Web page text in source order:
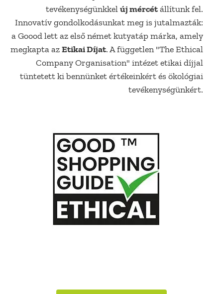
tevékenységünkkel új mércétállítunk fel.
Innovatív gondolkodásunkat meg is jutalmazták:
a Goood lett az első német kutyatáp márka, amely
megkapta az Etikai Díjat. A független "The Ethical
Company Organisation" intézet etikai díjjal
tüntetett ki bennünket értékeinkért és ökológiai
tevékenységünkért.